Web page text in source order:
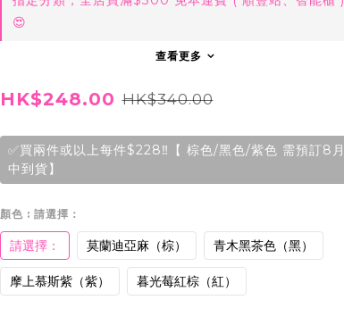
😍
查看更多
HK$248.00 HK$340.00
✅買兩件或以上每件$228‼️【 棕色/黑色/紫色 需預訂8月
中到貨】
顏色 : 請選擇：
請選擇： 莫蘭迪亞麻（棕） 青木黑茶色（黑）
摩上慕斯紫（紫） 暮光莓紅棕（紅）